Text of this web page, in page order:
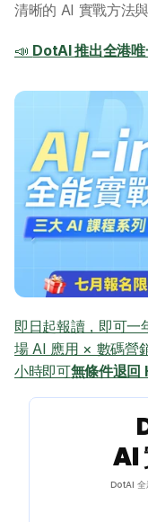
清晰的 AI 實戰方法與
📣 DotAI 推出全港唯
即日起報讀，即可一
場 AI 應用 × 數碼營
小時即可無條件退回
AI
DotAI 全